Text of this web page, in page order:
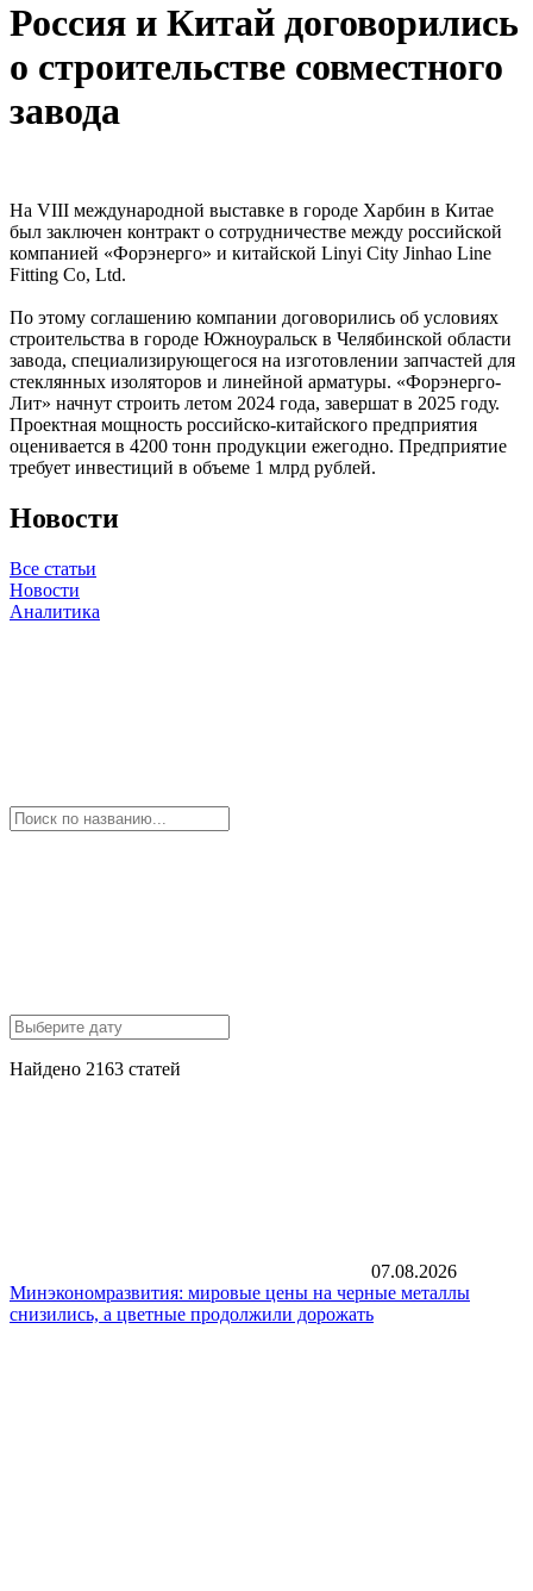
Россия и Китай договорились
о строительстве совместного
завода
На VIII международной выставке в городе Харбин в Китае
был заключен контракт о сотрудничестве между российской
компанией «Форэнерго» и китайской Linyi City Jinhao Line
Fitting Co, Ltd.
По этому соглашению компании договорились об условиях
строительства в городе Южноуральск в Челябинской области
завода, специализирующегося на изготовлении запчастей для
стеклянных изоляторов и линейной арматуры. «Форэнерго-
Лит» начнут строить летом 2024 года, завершат в 2025 году.
Проектная мощность российско-китайского предприятия
оценивается в 4200 тонн продукции ежегодно. Предприятие
требует инвестиций в объеме 1 млрд рублей.
Новости
Все статьи
Новости
Аналитика
Найдено 2163 статей
07.08.2026
Минэкономразвития: мировые цены на черные металлы
снизились, а цветные продолжили дорожать